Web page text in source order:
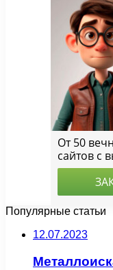
Популярные статьи
12.07.2023